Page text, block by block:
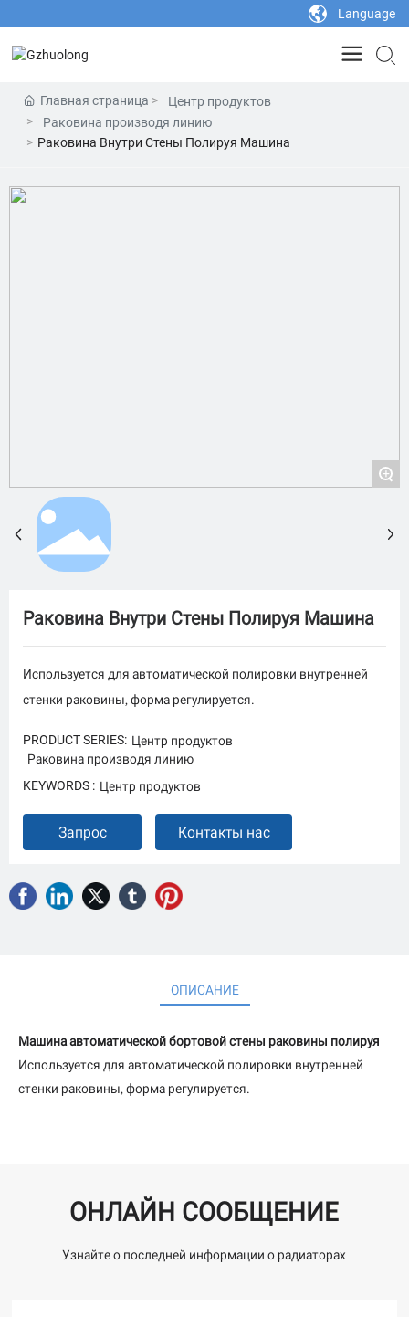
Language
Главная страница
Центр продуктов
Раковина производя линию
Раковина Внутри Стены Полируя Машина
+
Раковина Внутри Стены Полируя Машина
Используется для автоматической полировки внутренней
PRODUCT SERIES: Центр продуктов
Раковина производя линию
KEYWORDS : Центр продуктов
Запрос Контакты нас
ОПИСАНИЕ
Машина автоматической бортовой стены раковины полируя
Используется для автоматической полировки внутренней
стенки раковины, форма регулируется.
ОНЛАЙН СООБЩЕНИЕ
Узнайте о последней информации о радиаторах